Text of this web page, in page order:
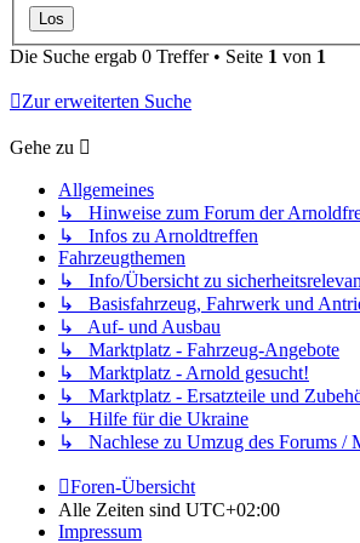
Die Suche ergab 0 Treffer • Seite 1 von 1
Zur erweiterten Suche
Gehe zu
Allgemeines
↳ Hinweise zum Forum der
↳ Infos zu Arnoldtreffen
Fahrzeugthemen
↳ Info/Übersicht zu
↳ Basisfahrzeug, Fahrwerk und
↳ Auf- und Ausbau
↳ Marktplatz - Fahrzeug-Angebote
↳ Marktplatz - Arnold gesucht!
↳ Marktplatz - Ersatzteile und
↳ Hilfe für die Ukraine
↳ Nachlese zu Umzug des Forums /
Foren-Übersicht
Alle Zeiten sind UTC+02:00
Impressum